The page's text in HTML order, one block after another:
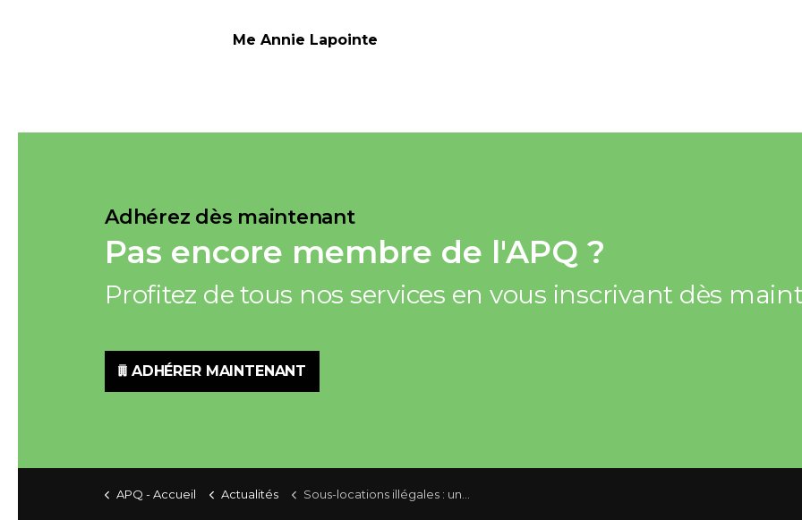
Me Annie Lapointe
Adhérez dès maintenant
Pas encore membre de l'APQ ?
Profitez de tous nos services en vous inscrivant dès
ADHÉRER MAINTENANT
APQ - Accueil Actualités Sous-locations illégales : un autre jugement en faveur des propriétaires